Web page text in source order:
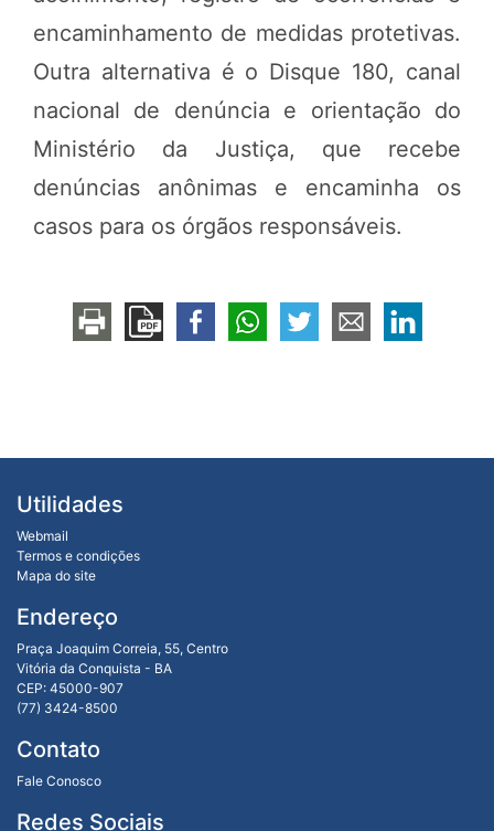
encaminhamento de medidas protetivas.
Outra alternativa é o Disque 180, canal
nacional de denúncia e orientação do
Ministério da Justiça, que recebe
denúncias anônimas e encaminha os
casos para os órgãos responsáveis.
Utilidades
Webmail
Termos e condições
Mapa do site
Endereço
Praça Joaquim Correia, 55, Centro
Vitória da Conquista - BA
CEP: 45000-907
(77) 3424-8500
Contato
Fale Conosco
Redes Sociais